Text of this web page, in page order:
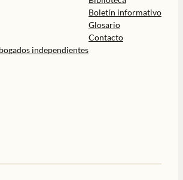
independientes
Boletín informativo
Glosario
Contacto